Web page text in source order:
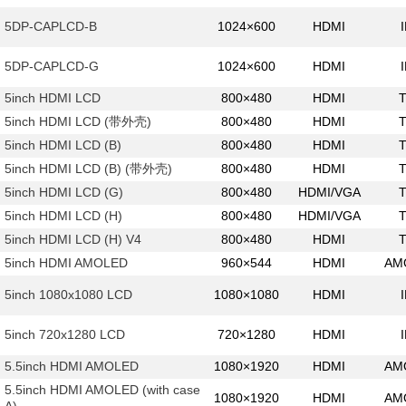
5DP-CAPLCD-B 1024×600 HDMI
5DP-CAPLCD-G 1024×600 HDMI
5inch HDMI LCD 800×480 HDMI
5inch HDMI LCD (带外壳)
800×480 HDMI
5inch HDMI LCD (B)
800×480 HDMI
5inch HDMI LCD (B) (带外壳)
800×480 HDMI
5inch HDMI LCD (G)
800×480 HDMI/VGA
5inch HDMI LCD (H)
800×480 HDMI/VGA
5inch HDMI LCD (H) V4
800×480 HDMI
5inch HDMI AMOLED
960×544 HDMI
5inch 1080x1080 LCD 1080×1080 HDMI
5inch 720x1280 LCD 720×1280 HDMI
5.5inch HDMI AMOLED 1080×1920 HDMI
5.5inch HDMI AMOLED (with case
1080×1920 HDMI